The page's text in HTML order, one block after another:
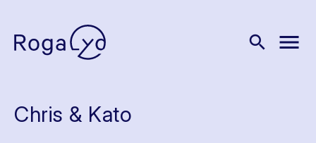
search menu
Chris & Kato